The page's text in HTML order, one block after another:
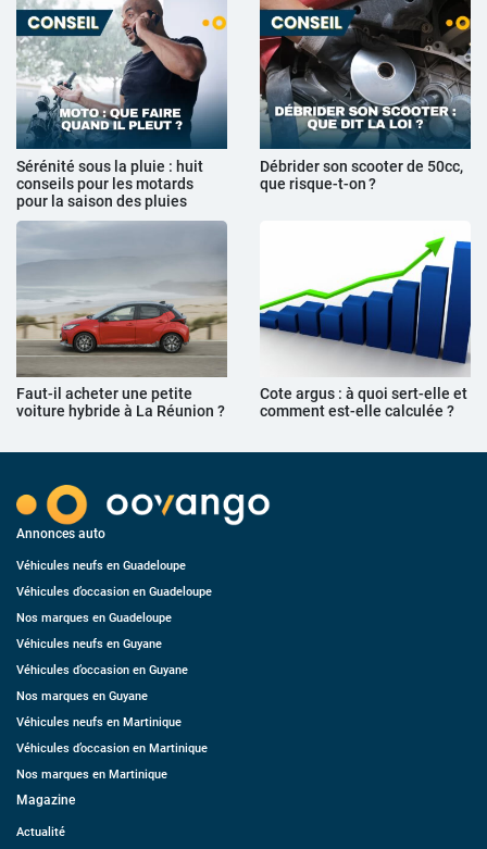
Sérénité sous la pluie : huit
conseils pour les motards
pour la saison des pluies
Débrider son scooter de 50cc,
que risque-t-on ?
Faut-il acheter une petite
voiture hybride à La Réunion ?
Cote argus : à quoi sert-elle et
comment est-elle calculée ?
Annonces auto
Véhicules neufs en Guadeloupe
Véhicules d’occasion en Guadeloupe
Nos marques en Guadeloupe
Véhicules neufs en Guyane
Véhicules d’occasion en Guyane
Nos marques en Guyane
Véhicules neufs en Martinique
Véhicules d’occasion en Martinique
Nos marques en Martinique
Magazine
Actualité